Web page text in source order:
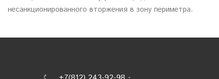
несанкционированного вторжения в зону периметра.